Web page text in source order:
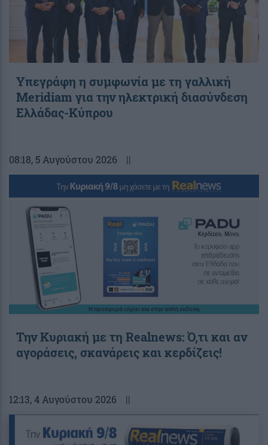
Υπεγράφη η συμφωνία με τη γαλλική
Meridiam για την ηλεκτρική διασύνδεση
Ελλάδας-Κύπρου
08:18, 5 Αυγούστου 2026 ||
Την Κυριακή με τη Realnews: Ό,τι και αν
αγοράσεις, σκανάρεις και κερδίζεις!
12:13, 4 Αυγούστου 2026 ||